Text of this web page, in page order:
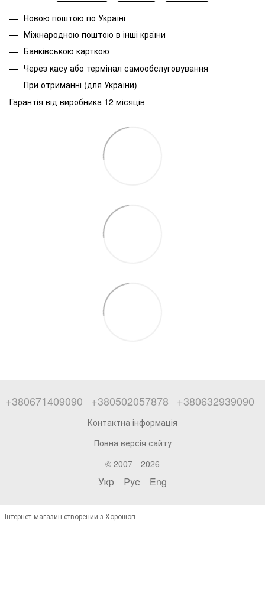
Новою поштою по Україні
Міжнародною поштою в інші країни
Банківською карткою
Через касу або термінал самообслуговування
При отриманні (для України)
Гарантія від виробника 12 місяців
+380671409090 +380502057878 +380632939090
Контактна інформація
Повна версія сайту
© 2007—2026
Укр Рус Eng
Інтернет-магазин створений з Хорошоп